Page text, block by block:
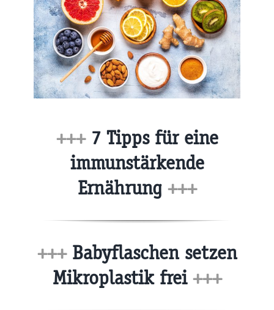
+++7 Tipps für eine
immunstärkende
Ernährung +++
+++Babyflaschen setzen
Mikroplastik frei +++